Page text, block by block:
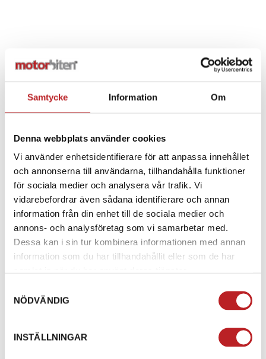
Samtycke Information Om
Denna webbplats använder cookies
Vi använder enhetsidentifierare för att anpassa innehållet
och annonserna till användarna, tillhandahålla funktioner
för sociala medier och analysera vår trafik. Vi
vidarebefordrar även sådana identifierare och annan
information från din enhet till de sociala medier och
annons- och analysföretag som vi samarbetar med.
Dessa kan i sin tur kombinera informationen med annan
information som du har tillhandahållit eller som de har
NÖDVÄNDIG
INSTÄLLNINGAR
BESKRIVNING
KOMPATIBILITET MED RAM®-FÄSTEN
: Enkel
360° JUSTERBARHET : Anpassa vinkeln för optimal
synlighet och användning.
EXTREMT STABIL OCH HÅLLBAR: Tillverkad av
högkvalitativa material för långvarig användning.
25,7 MM KULDIAMETER: Passar perfekt till RAM®-
fästen för en säker montering.
MedSP CONNECT BALLHEAD MOUNT PRO kan du
säker körupplevelse! 🏍️✨
SPECIFIKATION